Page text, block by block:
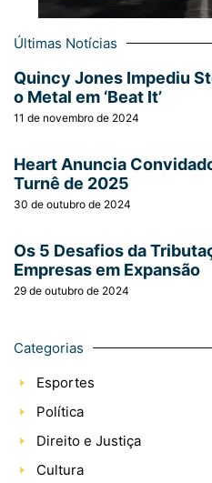
Últimas Notícias
Quincy Jones Impediu
o Metal em ‘Beat It’
11 de novembro de 2024
Heart Anuncia
Turnê de 2025
30 de outubro de 2024
Os 5 Desafios da
Empresas em Expansão
29 de outubro de 2024
Categorias
Esportes
Política
Direito e Justiça
Cultura